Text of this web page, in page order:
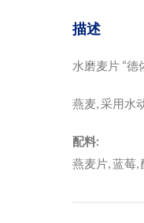
描述
水磨麦片 “德
燕麦, 采用水
配料:
燕麦片, 蓝莓,